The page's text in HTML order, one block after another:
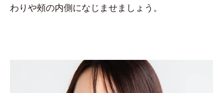
わりや頰の内側になじませましょう。